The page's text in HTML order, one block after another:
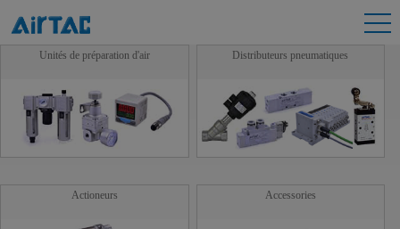
Unités de préparation d'air Distributeurs pneumatiques
Actioneurs Accessories